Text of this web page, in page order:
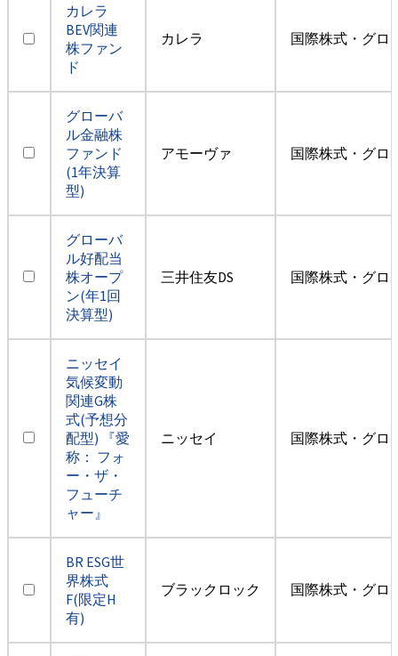
カレラ
BEV関連
株ファン
ド
カレラ 国際株式・グロ
グローバ
ル金融株
ファンド
(1年決算
型)
アモーヴァ 国際株式・グロ
グローバ
ル好配当
株オープ
ン(年1回
決算型)
三井住友DS 国際株式・グロ
ニッセイ
気候変動
関連G株
式(予想分
配型) 『愛
称： フォ
ー・ザ・
フューチ
ャー』
ニッセイ 国際株式・グロ
BR ESG世
界株式
F(限定H
有)
ブラックロック 国際株式・グロ